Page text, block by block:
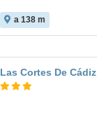
a 138 m
Las Cortes De Cádiz